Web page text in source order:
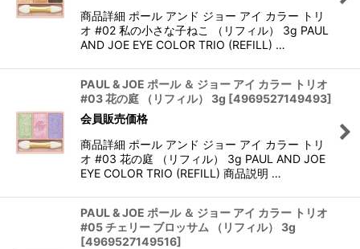
商品詳細 ポール アンド ジョー アイ カラー トリ
オ #02 私の小さな子ねこ （リフィル） 3g PAUL
AND JOE EYE COLOR TRIO (REFILL) …
PAUL & JOE ポール ＆ ジョー アイ カラー トリオ
#03 花の庭 （リフィル） 3g [4969527149493]
会員販売価格
商品詳細 ポール アンド ジョー アイ カラー トリ
オ #03 花の庭 （リフィル） 3g PAUL AND JOE
EYE COLOR TRIO (REFILL) 商品説明 …
PAUL & JOE ポール ＆ ジョー アイ カラー トリオ
#05 チェリー ブロッサム （リフィル） 3g
[4969527149516]